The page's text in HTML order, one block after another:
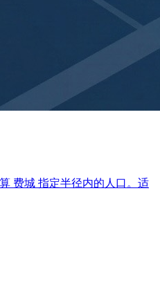
费城 指定半径内的人口。适